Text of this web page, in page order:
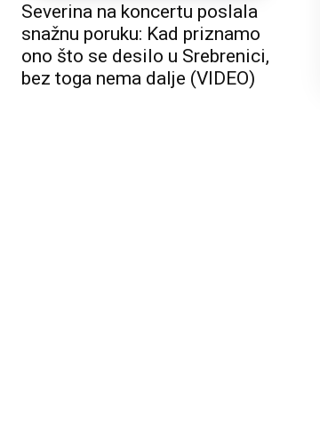
Severina na koncertu poslala
snažnu poruku: Kad priznamo
ono što se desilo u Srebrenici,
bez toga nema dalje (VIDEO)